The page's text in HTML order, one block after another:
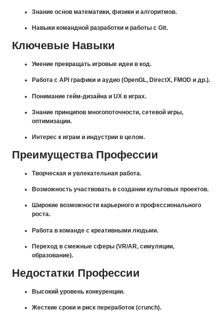
Знание основ математики, физики и алгоритмов.
Навыки командной разработки и работы с Git.
Ключевые Навыки
Умение превращать игровые идеи в код.
Работа с API графики и аудио (OpenGL, DirectX, FMOD и др.).
Понимание гейм-дизайна и UX в играх.
Знание принципов многопоточности, сетевой игры,
оптимизации.
Интерес к играм и индустрии в целом.
Преимущества Профессии
Творческая и увлекательная работа.
Возможность участвовать в создании культовых проектов.
Широкие возможности карьерного и профессионального
роста.
Работа в команде с креативными людьми.
Переход в смежные сферы (VR/AR, симуляции,
образование).
Недостатки Профессии
Высокий уровень конкуренции.
Жесткие сроки и риск переработок (crunch).